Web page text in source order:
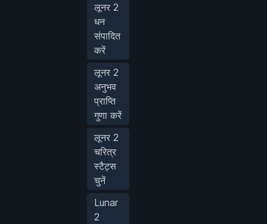
लूनर 2
धन
संपादित
करें
लूनर 2
अनुभव
प्राप्ति
गुणा करें
लूनर 2
चरित्र
स्टैट्स
चुनें
Lunar
2